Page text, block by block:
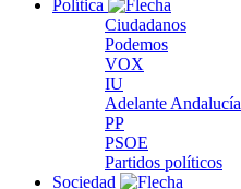
Política
Ciudadanos
Podemos
VOX
IU
Adelante Andalucía
PP
PSOE
Partidos políticos
Sociedad